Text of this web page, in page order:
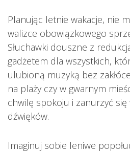
Planując letnie wakacje, nie
walizce obowiązkowego
Słuchawki douszne z
gadżetem dla wszystkich,
ulubioną muzyką bez
na plaży czy w gwarnym
chwilę spokoju i zanurzyć się
dźwięków.
Imaginuj sobie leniwe